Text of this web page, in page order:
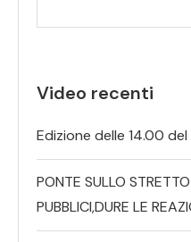
Video recenti
Edizione delle 14.00
PONTE SULLO
PUBBLICI,DURE LE